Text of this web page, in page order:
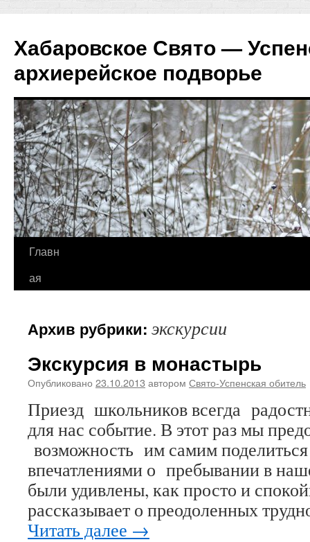
Хабаровское Свято —
архиерейское подворье
Перейти
Главн
ая
Архив рубрики: экскурсии
Экскурсия в монастырь
Опубликовано 23.10.2013 автором Свято-Успенская обитель
Приезд школьников всегда
для нас событие. В этот раз мы
возможность им самим
впечатлениями о пребывании в
были удивлены, как просто и
рассказывает о преодоленных
Читать далее →